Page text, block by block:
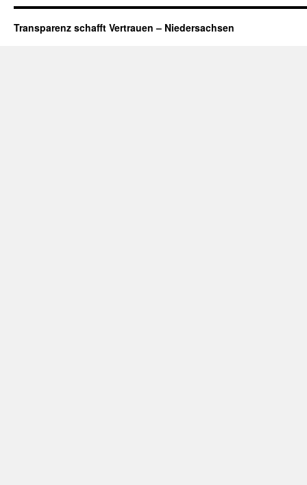
Transparenz schafft Vertrauen – Niedersachsen